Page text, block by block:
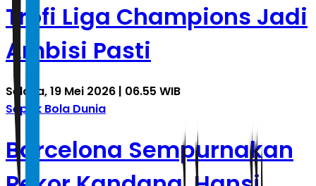
Trofi Liga Champions Jadi
Ambisi Pasti
Selasa, 19 Mei 2026 | 06.55 WIB
Sepak Bola Dunia
Barcelona Sempurnakan